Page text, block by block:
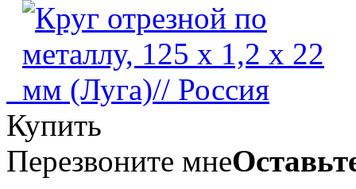
Купить
Перезвоните мне